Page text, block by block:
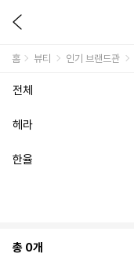
홈 뷰티 인기 브랜드관
전체
헤라
한율
총 0개